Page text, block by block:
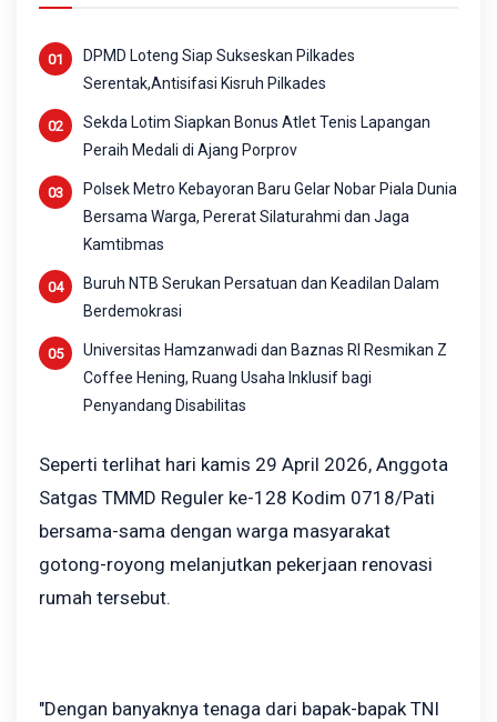
DPMD Loteng Siap Sukseskan Pilkades
Serentak,Antisifasi Kisruh Pilkades
Sekda Lotim Siapkan Bonus Atlet Tenis Lapangan
Peraih Medali di Ajang Porprov
Polsek Metro Kebayoran Baru Gelar Nobar Piala Dunia
Bersama Warga, Pererat Silaturahmi dan Jaga
Kamtibmas
Buruh NTB Serukan Persatuan dan Keadilan Dalam
Berdemokrasi
Universitas Hamzanwadi dan Baznas RI Resmikan Z
Coffee Hening, Ruang Usaha Inklusif bagi
Penyandang Disabilitas
Seperti terlihat hari kamis 29 April 2026, Anggota
Satgas TMMD Reguler ke-128 Kodim 0718/Pati
bersama-sama dengan warga masyarakat
gotong-royong melanjutkan pekerjaan renovasi
rumah tersebut.
"Dengan banyaknya tenaga dari bapak-bapak TNI